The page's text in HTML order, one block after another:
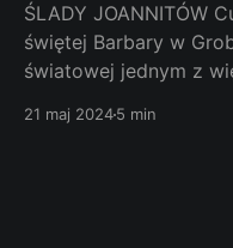
ŚLADY JOANNITÓW Cudowne źródełko obok kaplicy
świętej Barbary w
światowej jednym z
dotrzeć. Wieś
21 maj 20245 min